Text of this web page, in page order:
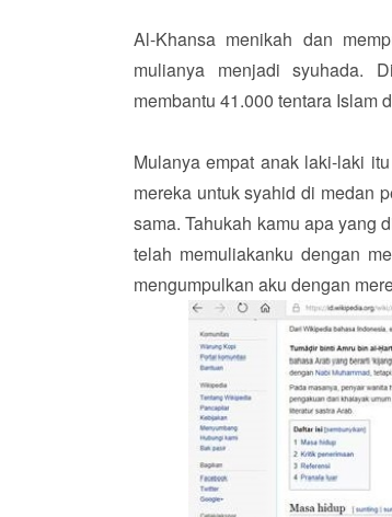
Al-Khansa menikah dan
mulianya menjadi syuhada.
membantu 41.000 tentara Islam
Mulanya empat anak laki-laki
mereka untuk syahid di medan
sama. Tahukah kamu apa yang
telah memuliakanku dengan
mengumpulkan aku dengan